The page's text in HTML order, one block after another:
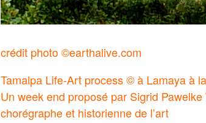
crédit photo ©earthalive.com
Tamalpa Life-Art process © à Lamaya à
Un week end proposé par Sigrid
chorégraphe et historienne de l’art